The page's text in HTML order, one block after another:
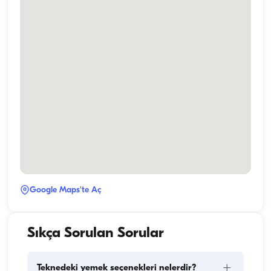
Google Maps'te Aç
Sıkça Sorulan Sorular
Teknedeki yemek seçenekleri nelerdir?